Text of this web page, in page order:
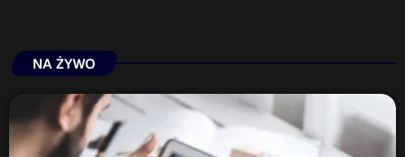
NA ŻYWO